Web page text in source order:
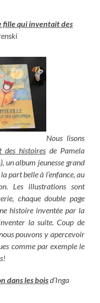
fille qui inventait des
Nous lisons
histoiresde Pamela
un album jeunesse grand
part belle à l’enfance, au
Les illustrations sont
chaque double page
histoire inventée par la
la suite. Coup de
pouvons y apercevoir
comme par exemple le
dans les boisd’Inga